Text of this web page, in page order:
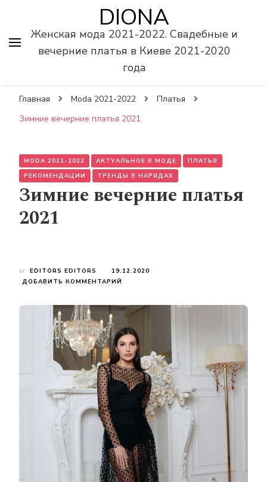
DIONA
Женская мода 2021-2022. Свадебные и
вечерние платья в Киеве 2021-2020
года
Главная Moda 2021-2022
Платья
Зимние вечерние платья 2021
MODA 2021-2022 АКТУАЛЬНОЕ В МОДЕ
ПЛАТЬЯ
РЕКОМЕНДАЦИИ
ТРЕНДЫ В НАРЯДАХ
Зимние вечерние платья
2021
от EDITORS EDITORS
19.12.2020
ДОБАВИТЬ КОММЕНТАРИЙ
ВЕЧЕРНИЕ
2021